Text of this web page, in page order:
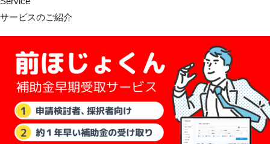
サービスのご紹介